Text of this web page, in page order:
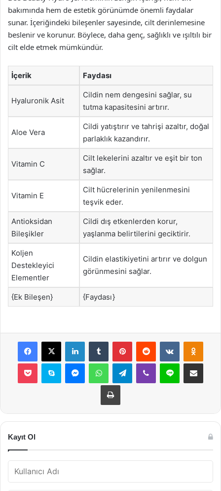
bakımında hem de estetik görünümde önemli faydalar
sunar. İçeriğindeki bileşenler sayesinde, cilt derinlemesine
beslenir ve korunur. Böylece, daha genç, sağlıklı ve ışıltılı bir
cilt elde etmek mümkündür.
İçerik Faydası
Hyaluronik Asit
Cildin nem dengesini sağlar, su
tutma kapasitesini artırır.
Aloe Vera
Cildi yatıştırır ve tahrişi azaltır, doğal
parlaklık kazandırır.
Vitamin C
Cilt lekelerini azaltır ve eşit bir ton
sağlar.
Vitamin E
Cilt hücrelerinin yenilenmesini
teşvik eder.
Antioksidan
Bileşikler
Cildi dış etkenlerden korur,
yaşlanma belirtilerini geciktirir.
Koljen
Destekleyici
Elementler
Cildin elastikiyetini artırır ve dolgun
görünmesini sağlar.
{Ek Bileşen} {Faydası}
Facebook
X LinkedInTumblr PinterestReddit VKontakte
Pocket Skype MessengerWhatsAppTelegramViber Line E-Posta ile
Yazdır
Kayıt Ol